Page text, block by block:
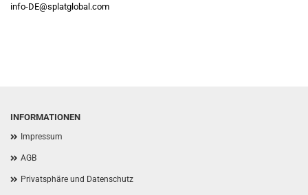
info-DE@splatglobal.com
INFORMATIONEN
Impressum
AGB
Privatsphäre und Datenschutz